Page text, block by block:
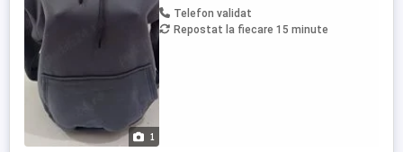
1
o alegere corectă a mărimii, puteți solicita
...
Telefon validat
Repostat la fiecare 15 minute